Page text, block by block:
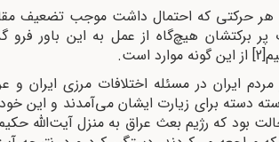
هر حرکتی که احتمال داشت موجب تضعیف
برکتشان هیچ‌گاه از عمل به این باور فرو
[2] از این گونه موارد است.
ایران در مسئله اختلافات مرزی ایران و
دسته برای زیارت ایشان می‌آمدند و
بود که رژیم بعث عراق به منزل آیت‌الله